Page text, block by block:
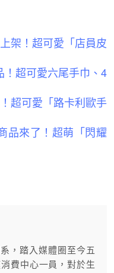
架！超可愛「店員皮
超可愛六尾手巾、4
超可愛「路卡利歐手
品來了！超萌「閃耀
，踏入媒體圈至今五
費中心一員，對於生